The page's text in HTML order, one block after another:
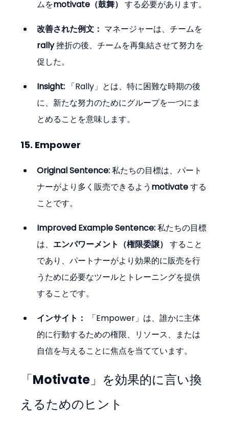
ムをmotivate（鼓舞） する必要があります。
改善された例文： マネージャーは、チームを
rally 挫折の後、チームを再集結させて努力を
促した。
Insight: 「Rally」とは、特に困難な時期の後
に、新たな努力のためにグループを一つにま
とめることを意味します。
15. Empower
Original Sentence: 私たちの目標は、パート
ナーがより多く販売できるよう motivate する
ことです。
Improved Example Sentence: 私たちの目標
は、 エンパワーメント（権限委譲） すること
であり、パートナーがより効果的に販売を行
うために必要なツールとトレーニングを提供
することです。
インサイト：
「Empower」は、誰かに主体
的に行動するための権限、リソース、または
自信を与えることに焦点を当てています。
「Motivate」を効果的に言い換
えるためのヒント